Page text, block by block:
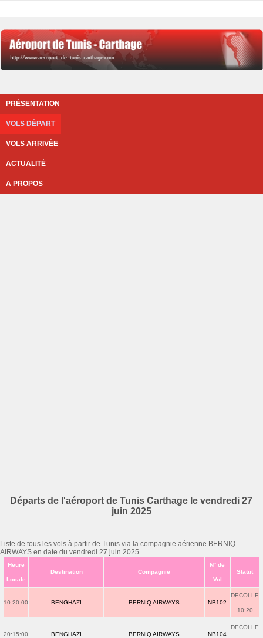
PRÉSENTATION
VOLS DÉPART
VOLS ARRIVÉE
ACTUALITÉ
A PROPOS
Départs de l'aéroport de Tunis Carthage le vendredi 27
juin 2025
Liste de tous les vols à partir de Tunis via la compagnie aérienne BERNIQ
AIRWAYS en date du vendredi 27 juin 2025
Heure
Locale
Destination Compagnie
N° de
Vol
Statut
10:20:00 BENGHAZI BERNIQ AIRWAYS NB102
DECOLLE
10:20
20:15:00 BENGHAZI BERNIQ AIRWAYS NB104
DECOLLE